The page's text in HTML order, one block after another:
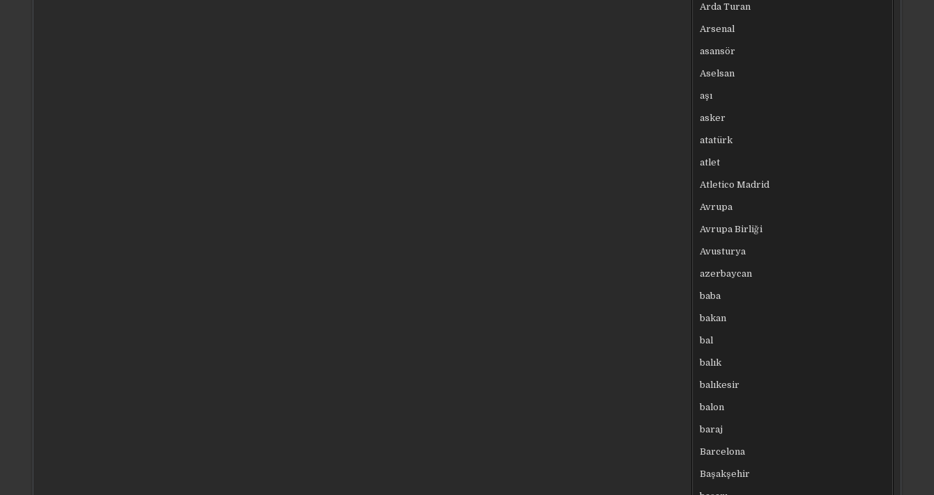
Arda Turan
Arsenal
asansör
Aselsan
aşı
asker
atatürk
atlet
Atletico Madrid
Avrupa
Avrupa Birliği
Avusturya
azerbaycan
baba
bakan
bal
balık
balıkesir
balon
baraj
Barcelona
Başakşehir